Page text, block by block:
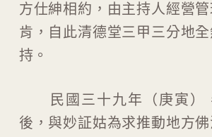
方仕紳相約，由主持人經營
肯，自此清德堂三甲三分地
持。
民國三十九年（庚寅）
後，與妙証姑為求推動地方